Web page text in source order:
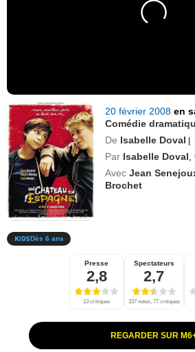
20 février 2008en
Comédie
De Isabelle Doval |
Par Isabelle Doval ,
Avec Jean
Brochet
Dès 6 ans
Presse
2,8
13 critiques
Spectateurs
2,7
337 notes, 77 critiques
REGARDER SUR